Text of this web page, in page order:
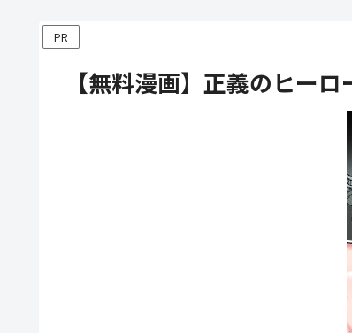
PR
【無料漫画】正義のヒー